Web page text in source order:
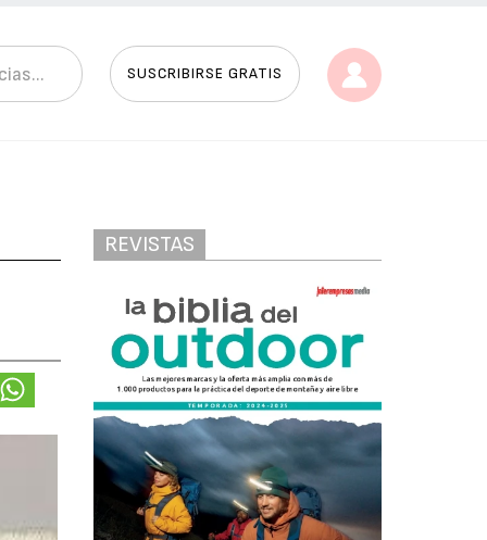
SUSCRIBIRSE GRATIS
REVISTAS